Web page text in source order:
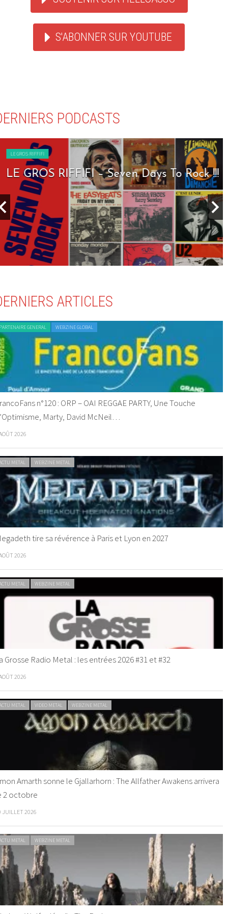
S'ABONNER SUR YOUTUBE
PODCASTS
LE GROS RIFFIFI
LE GROS RIFFIFI – Seven Days To Rock !!!
ARTICLES
GENERAL WEBZINE GLOBAL
n°120 : ORP – OAI REGGAE PARTY, Une Touche
Marty, David McNeil…
2026
METAL WEBZINE METAL
tire sa révérence à Paris et Lyon en 2027
2026
METAL WEBZINE METAL
Grosse Radio Metal : les entrées 2026 #31 et #32
2026
METAL VIDEO METAL WEBZINE METAL
Amarth sonne le Gjallarhorn : The Allfather Awakens arrivera
2 octobre
JUILLET 2026
METAL WEBZINE METAL